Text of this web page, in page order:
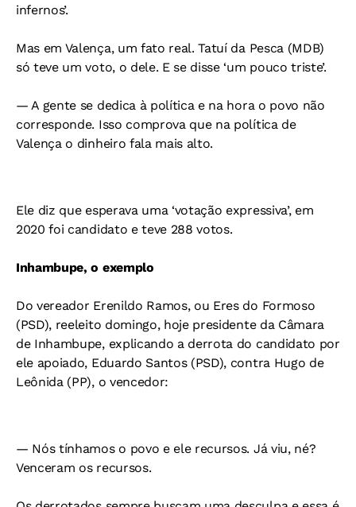
infernos’.
Mas em Valença, um fato real. Tatuí da Pesca (MDB)
só teve um voto, o dele. E se disse ‘um pouco triste’.
— A gente se dedica à política e na hora o povo não
corresponde. Isso comprova que na política de
Valença o dinheiro fala mais alto.
Ele diz que esperava uma ‘votação expressiva’, em
2020 foi candidato e teve 288 votos.
Inhambupe, o exemplo
Do vereador Erenildo Ramos, ou Eres do Formoso
(PSD), reeleito domingo, hoje presidente da Câmara
de Inhambupe, explicando a derrota do candidato por
ele apoiado, Eduardo Santos (PSD), contra Hugo de
Leônida (PP), o vencedor:
— Nós tínhamos o povo e ele recursos. Já viu, né?
Venceram os recursos.